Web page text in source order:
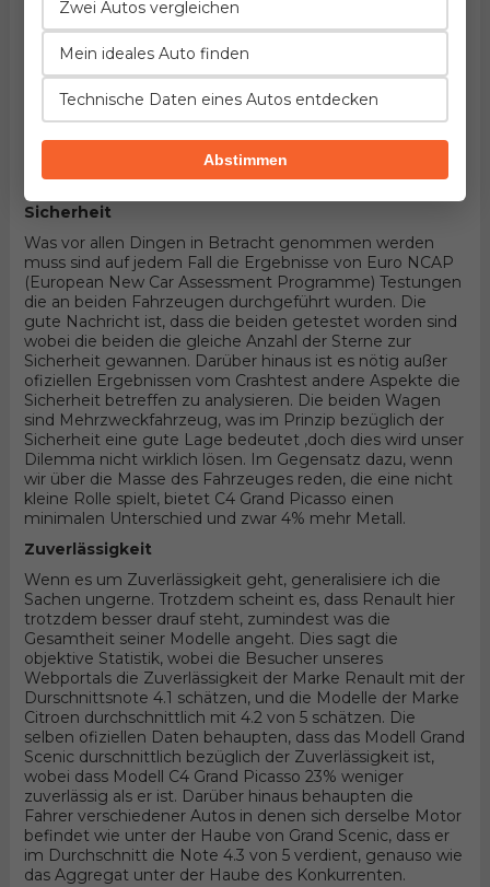
Fahrzeuge handelt! Hier könnten die Details entscheiden.
Wenn wir in Betracht nehmen, dass die beiden
Mehrzweckfahrzeug sind und 5 Türer Minivan
Karosserieform und Vorderradantrieb haben, wird alles
von konkreten Aggregaten abhängen die durch benzin
bewegt werden. Unter der Haube des ersten befindet
sich der Motor entwickelt von Renault, 4-zylindrisches
Aggregat mit 16 Ventilen und 163PS , wobei der andere 4-
zylindrisches Aggregat mit 16 Ventilen und 143PS
Produkt von Peugeot besitzt.
Sicherheit
Was vor allen Dingen in Betracht genommen werden
muss sind auf jedem Fall die Ergebnisse von Euro NCAP
(European New Car Assessment Programme) Testungen
die an beiden Fahrzeugen durchgeführt wurden. Die
gute Nachricht ist, dass die beiden getestet worden sind
wobei die beiden die gleiche Anzahl der Sterne zur
Sicherheit gewannen. Darüber hinaus ist es nötig außer
ofiziellen Ergebnissen vom Crashtest andere Aspekte die
Sicherheit betreffen zu analysieren. Die beiden Wagen
sind Mehrzweckfahrzeug, was im Prinzip bezüglich der
Sicherheit eine gute Lage bedeutet ,doch dies wird unser
Dilemma nicht wirklich lösen. Im Gegensatz dazu, wenn
wir über die Masse des Fahrzeuges reden, die eine nicht
kleine Rolle spielt, bietet C4 Grand Picasso einen
minimalen Unterschied und zwar 4% mehr Metall.
Zuverlässigkeit
Wenn es um Zuverlässigkeit geht, generalisiere ich die
Sachen ungerne. Trotzdem scheint es, dass Renault hier
trotzdem besser drauf steht, zumindest was die
Gesamtheit seiner Modelle angeht. Dies sagt die
objektive Statistik, wobei die Besucher unseres
Webportals die Zuverlässigkeit der Marke Renault mit der
Durschnittsnote 4.1 schätzen, und die Modelle der Marke
Citroen durchschnittlich mit 4.2 von 5 schätzen. Die
selben ofiziellen Daten behaupten, dass das Modell Grand
Scenic durschnittlich bezüglich der Zuverlässigkeit ist,
wobei dass Modell C4 Grand Picasso 23% weniger
zuverlässig als er ist. Darüber hinaus behaupten die
Fahrer verschiedener Autos in denen sich derselbe Motor
befindet wie unter der Haube von Grand Scenic, dass er
im Durchschnitt die Note 4.3 von 5 verdient, genauso wie
das Aggregat unter der Haube des Konkurrenten.
Zwei Autos vergleichen
Mein ideales Auto finden
Technische Daten eines Autos entdecken
Abstimmen